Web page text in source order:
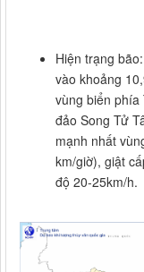
Hiện trạng
vào khoảng
vùng biển phía
đảo Song Tử
mạnh nhất
km/giờ), giật
độ 20-25km/h.